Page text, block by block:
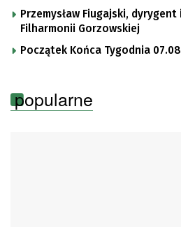
Przemysław Fiugajski,
Filharmonii Gorzowskiej
Początek Końca Tygodnia
popularne